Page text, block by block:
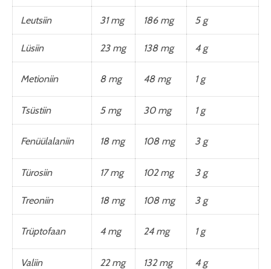
Leutsiin 31 mg 186 mg 5 g
Lüsiin 23 mg 138 mg 4 g
Metioniin 8 mg 48 mg 1 g
Tsüstiin 5 mg 30 mg 1 g
Fenüülalaniin 18 mg 108 mg 3 g
Türosiin 17 mg 102 mg 3 g
Treoniin 18 mg 108 mg 3 g
Trüptofaan 4 mg 24 mg 1 g
Valiin 22 mg 132 mg 4 g